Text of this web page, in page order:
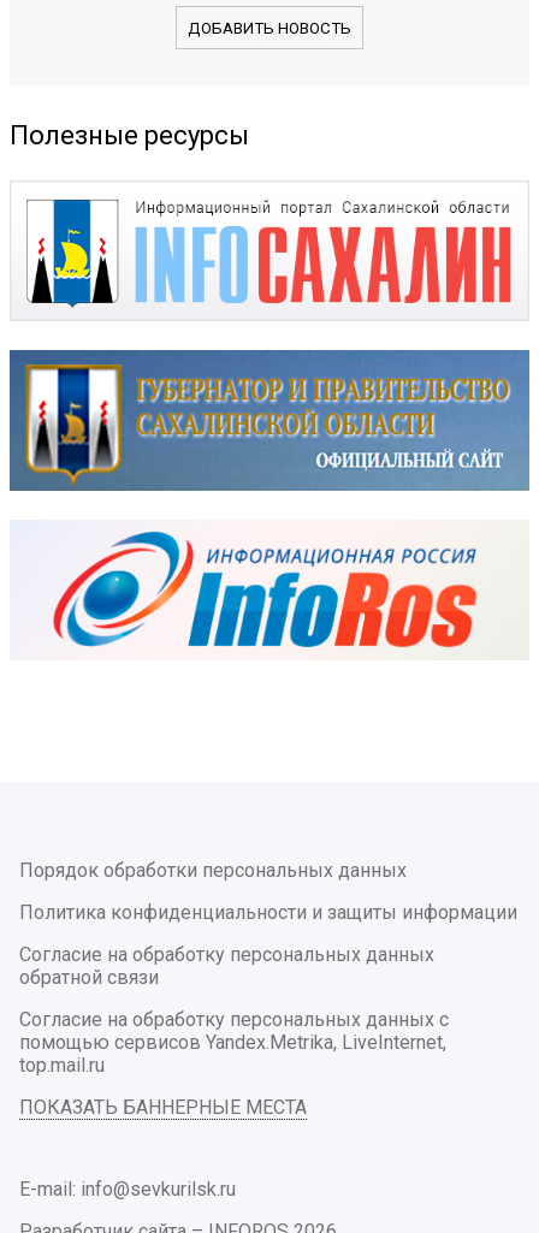
ДОБАВИТЬ НОВОСТЬ
Полезные ресурсы
Порядок обработки персональных данных
Политика конфиденциальности и защиты информации
Согласие на обработку персональных данных
обратной связи
Согласие на обработку персональных данных с
помощью сервисов Yandex.Metrika, LiveInternet,
top.mail.ru
ПОКАЗАТЬ БАННЕРНЫЕ МЕСТА
E-mail: info@sevkurilsk.ru